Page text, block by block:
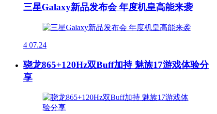
三星Galaxy新品发布会 年度机皇高能来袭
4 07.24
骁龙865+120Hz双Buff加持 魅族17游戏体验分
享